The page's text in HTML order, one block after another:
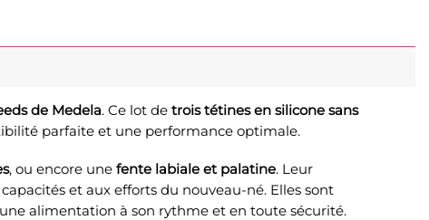
de Medela. Ce lot de trois tétines en silicone sans
parfaite et une performance optimale.
, ou encore une fente labiale et palatine. Leur
et aux efforts du nouveau-né. Elles sont
alimentation à son rythme et en toute sécurité.